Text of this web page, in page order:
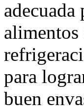
adecuada
para
buen